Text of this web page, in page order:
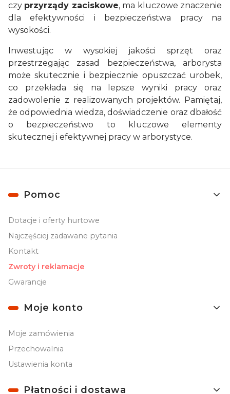
czy przyrządy zaciskowe, ma kluczowe znaczenie
dla efektywności i bezpieczeństwa pracy na
wysokości.
Inwestując w wysokiej jakości sprzęt oraz
przestrzegając zasad bezpieczeństwa, arborysta
może skutecznie i bezpiecznie opuszczać urobek,
co przekłada się na lepsze wyniki pracy oraz
zadowolenie z realizowanych projektów. Pamiętaj,
że odpowiednia wiedza, doświadczenie oraz dbałość
o bezpieczeństwo to kluczowe elementy
skutecznej i efektywnej pracy w arborystyce.
Linki w stopce
Pomoc
Dotacje i oferty hurtowe
Najczęściej zadawane pytania
Kontakt
Zwroty i reklamacje
Gwarancje
Moje konto
Moje zamówienia
Przechowalnia
Ustawienia konta
Płatności i dostawa